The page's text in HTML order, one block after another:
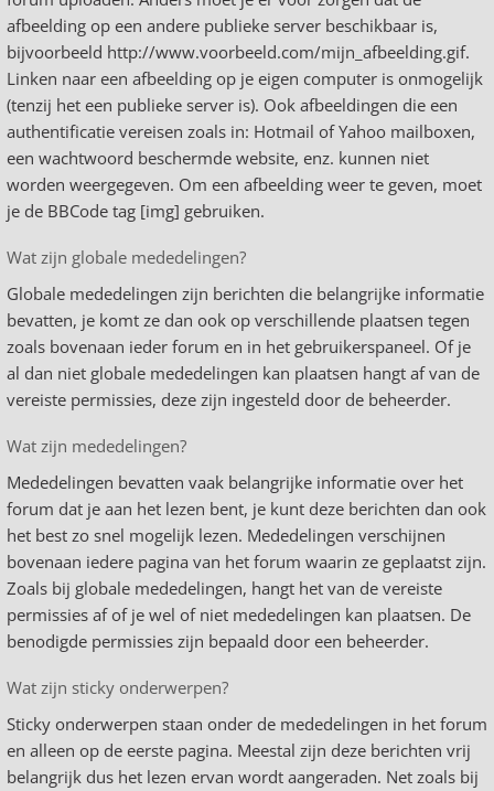
afbeelding op een andere publieke server beschikbaar is,
bijvoorbeeld http://www.voorbeeld.com/mijn_afbeelding.gif.
Linken naar een afbeelding op je eigen computer is onmogelijk
(tenzij het een publieke server is). Ook afbeeldingen die een
authentificatie vereisen zoals in: Hotmail of Yahoo mailboxen,
een wachtwoord beschermde website, enz. kunnen niet
worden weergegeven. Om een afbeelding weer te geven, moet
je de BBCode tag [img] gebruiken.
Wat zijn globale mededelingen?
Globale mededelingen zijn berichten die belangrijke informatie
bevatten, je komt ze dan ook op verschillende plaatsen tegen
zoals bovenaan ieder forum en in het gebruikerspaneel. Of je
al dan niet globale mededelingen kan plaatsen hangt af van de
vereiste permissies, deze zijn ingesteld door de beheerder.
Wat zijn mededelingen?
Mededelingen bevatten vaak belangrijke informatie over het
forum dat je aan het lezen bent, je kunt deze berichten dan ook
het best zo snel mogelijk lezen. Mededelingen verschijnen
bovenaan iedere pagina van het forum waarin ze geplaatst zijn.
Zoals bij globale mededelingen, hangt het van de vereiste
permissies af of je wel of niet mededelingen kan plaatsen. De
benodigde permissies zijn bepaald door een beheerder.
Wat zijn sticky onderwerpen?
Sticky onderwerpen staan onder de mededelingen in het forum
en alleen op de eerste pagina. Meestal zijn deze berichten vrij
belangrijk dus het lezen ervan wordt aangeraden. Net zoals bij